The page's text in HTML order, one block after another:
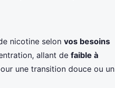
nicotine selon vos besoins
allant de faible à
une transition douce ou un